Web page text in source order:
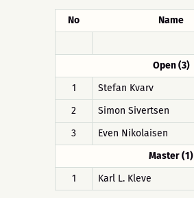
No Name
Open (3)
1
Stefan Kvarv
2
Simon Sivertsen
3
Even Nikolaisen
Master (1)
1
Karl L. Kleve